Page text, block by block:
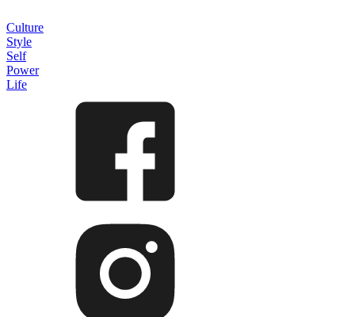
Culture
Style
Self
Power
Life